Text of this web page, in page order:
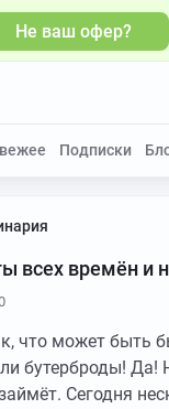
Не ваш офер?
Подписки
всех времён и
что может быть
бутерброды! Да!
Сегодня